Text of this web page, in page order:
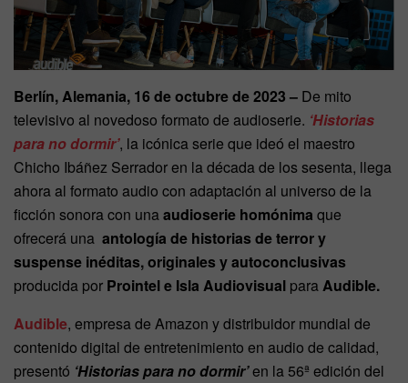
Berlín, Alemania, 16 de octubre de 2023 – De mito
televisivo al novedoso formato de audioserie. ‘Historias
para no dormir’, la icónica serie que ideó el maestro
Chicho Ibáñez Serrador en la década de los sesenta, llega
ahora al formato audio con adaptación al universo de la
ficción sonora con unaaudioserie homónima que
ofrecerá una antología de historias de terror y
suspense inéditas, originales y autoconclusivas
producida por Prointel e Isla Audiovisual paraAudible.
Audible, empresa de Amazon y distribuidor mundial de
contenido digital de entretenimiento en audio de calidad,
presentó ‘Historias para no dormir’en la 56ª edición del